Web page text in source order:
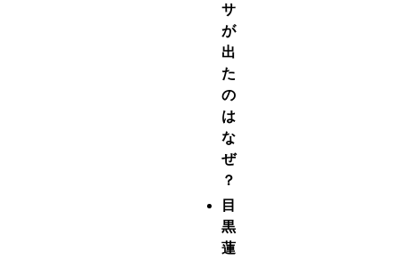
サ
が
出
た
の
は
な
ぜ
？
目
黒
蓮